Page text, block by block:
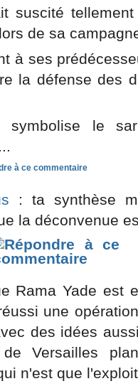
suscité
de sa
à ses
la défense des
symbolise le
: ta synthèse
la déconvenue
Rama Yade est
une
des idées
Versailles
n'est que